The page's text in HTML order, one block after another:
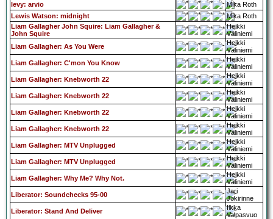
levy: arvio
Mika Roth
Lewis Watson: midnight
Mika Roth
Liam Gallagher John Squire: Liam Gallagher &
John Squire
Heikki
Väliniemi
Liam Gallagher: As You Were
Heikki
Väliniemi
Liam Gallagher: C'mon You Know
Heikki
Väliniemi
Liam Gallagher: Knebworth 22
Heikki
Väliniemi
Liam Gallagher: Knebworth 22
Heikki
Väliniemi
Liam Gallagher: Knebworth 22
Heikki
Väliniemi
Liam Gallagher: Knebworth 22
Heikki
Väliniemi
Liam Gallagher: MTV Unplugged
Heikki
Väliniemi
Liam Gallagher: MTV Unplugged
Heikki
Väliniemi
Liam Gallagher: Why Me? Why Not.
Heikki
Väliniemi
Liberator: Soundchecks 95-00
Jari
Jokirinne
Liberator: Stand And Deliver
Ilkka
Valpasvuo